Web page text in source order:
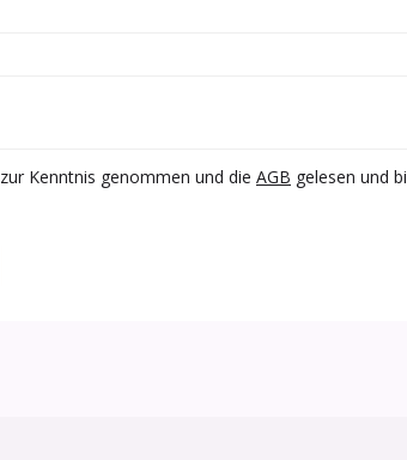
zur Kenntnis genommen und die AGB gelesen und